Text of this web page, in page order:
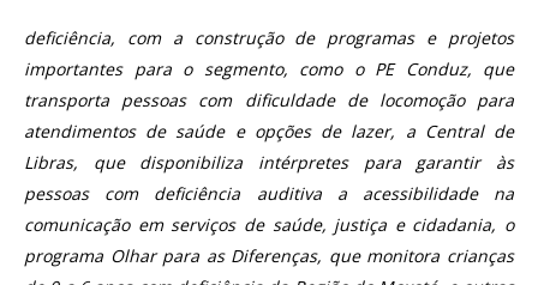
deficiência, com a construção de programas e projetos
importantes para o segmento, como o PE Conduz, que
transporta pessoas com dificuldade de locomoção para
atendimentos de saúde e opções de lazer, a Central de
Libras, que disponibiliza intérpretes para garantir às
pessoas com deficiência auditiva a acessibilidade na
comunicação em serviços de saúde, justiça e cidadania, o
programa Olhar para as Diferenças, que monitora crianças